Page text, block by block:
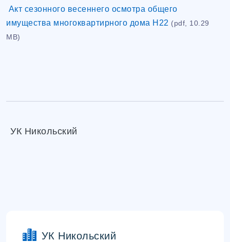
Акт сезонного весеннего осмотра общего
имущества многоквартирного дома Н22 (pdf, 10.29
MB)
УК Никольский
УК Никольский